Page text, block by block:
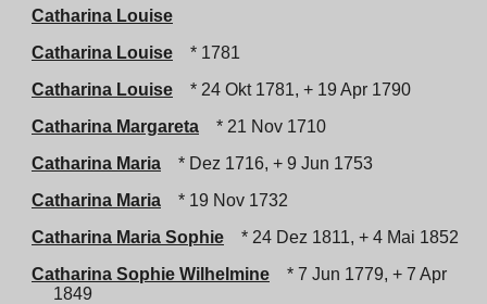
Catharina Louise
Catharina Louise
* 1781
Catharina Louise
* 24 Okt 1781, + 19 Apr 1790
Catharina Margareta
* 21 Nov 1710
Catharina Maria
* Dez 1716, + 9 Jun 1753
Catharina Maria
* 19 Nov 1732
Catharina Maria Sophie
* 24 Dez 1811, + 4 Mai 1852
Catharina Sophie Wilhelmine
* 7 Jun 1779, + 7 Apr
1849